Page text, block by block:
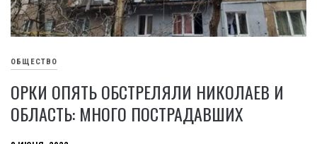
ОБЩЕСТВО
ОРКИ ОПЯТЬ ОБСТРЕЛЯЛИ НИКОЛАЕВ И
ОБЛАСТЬ: МНОГО ПОСТРАДАВШИХ